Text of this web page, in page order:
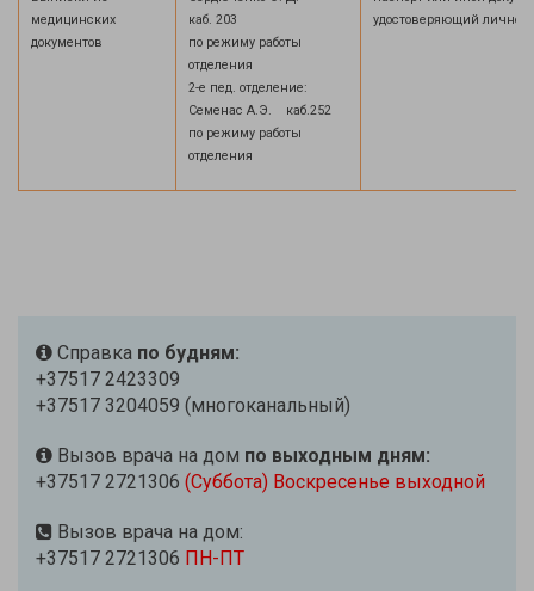
медицинских
документов
каб. 203
по режиму работы
отделения
2-е пед. отделение:
Семенас А.Э. каб.252
по режиму работы
отделения
удостоверяющий
Справка по будням:
+37517 2423309
+37517 3204059 (многоканальный)
Вызов врача на дом по выходным дням:
+37517 2721306 (Суббота) Воскресенье выходной
Вызов врача на дом:
+37517 2721306 ПН-ПТ